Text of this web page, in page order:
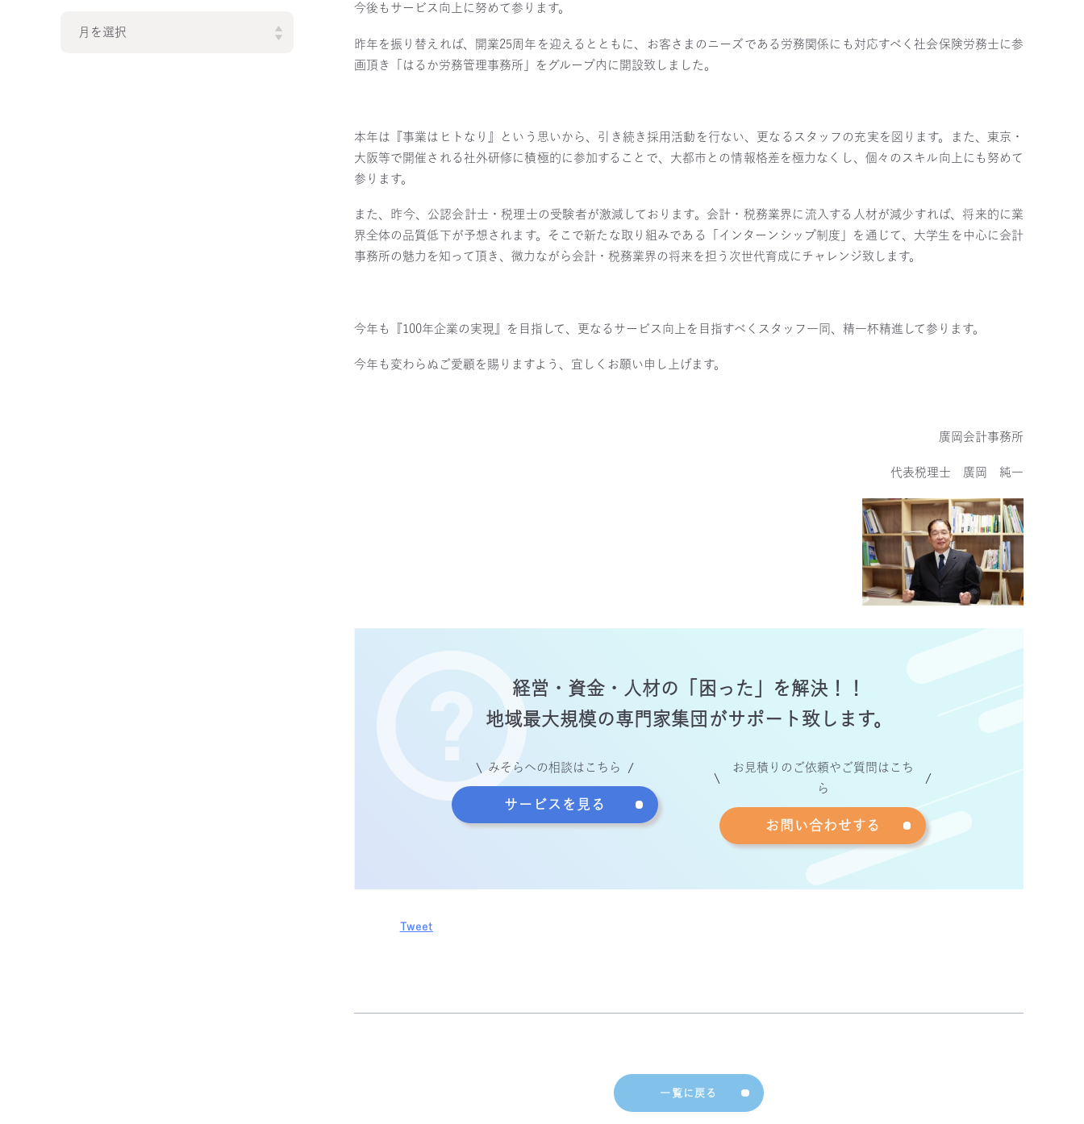
今後もサービス向上に努めて参ります。
昨年を振り替えれば、開業25周年を迎えるとともに、お客さまのニーズである労務関係にも対応すべく社会保険労務士に参
画頂き「はるか労務管理事務所」をグループ内に開設致しました。
本年は『事業はヒトなり』という思いから、引き続き採用活動を行ない、更なるスタッフの充実を図ります。また、東京・
大阪等で開催される社外研修に積極的に参加することで、大都市との情報格差を極力なくし、個々のスキル向上にも努めて
参ります。
また、昨今、公認会計士・税理士の受験者が激減しております。会計・税務業界に流入する人材が減少すれば、将来的に業
界全体の品質低下が予想されます。そこで新たな取り組みである「インターンシップ制度」を通じて、大学生を中心に会計
事務所の魅力を知って頂き、微力ながら会計・税務業界の将来を担う次世代育成にチャレンジ致します。
今年も『 100年企業の実現』を目指して、更なるサービス向上を目指すべくスタッフ一同、精一杯精進して参ります。
今年も変わらぬご愛顧を賜りますよう、宜しくお願い申し上げます。
廣岡会計事務所
代表税理士 廣岡 純一
経営・資金・人材の
「困った」を解決！！
地域最大規模の専門家集団がサポート致します。
みそらへの相談はこちら
サービスを見る
お見積りのご依頼やご質問はこち
ら
お問い合わせする
Tweet
一覧に戻る